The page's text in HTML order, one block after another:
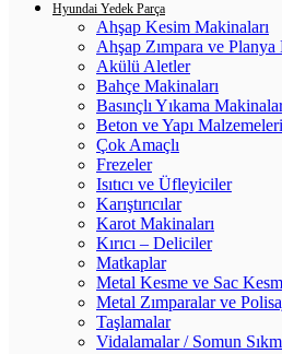
Hyundai Yedek Parça
Ahşap Kesim Makinaları
Ahşap Zımpara ve Planya
Akülü Aletler
Bahçe Makinaları
Basınçlı Yıkama
Beton ve Yapı
Çok Amaçlı
Frezeler
Isıtıcı ve Üfleyiciler
Karıştırıcılar
Karot Makinaları
Kırıcı – Deliciler
Matkaplar
Metal Kesme ve Sac
Metal Zımparalar ve
Taşlamalar
Vidalamalar / Somun